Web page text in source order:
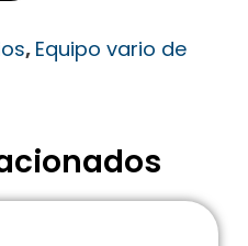
, Equipo vario de